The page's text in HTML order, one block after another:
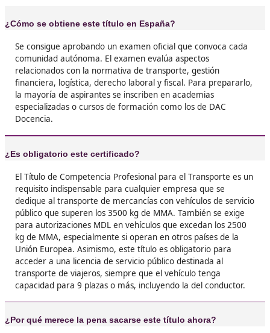
Leticia, de Blanes
❝ Tenía dudas sobre meterme en esto, pero me
no me arrepiento nada. El examen requiere
claro, pero luego te das cuenta de que el
llave para moverte en un sector con muchas
oportunidades.
Samuel. H.L.
❝ Lo recomiendo totalmente. Sin este título
limitado, con él puedes ser autónomo, gestor
incluso montar tu propio negocio de
mí fue un cambio radical en mi vida laboral.

Oscar, de Burgos
convenció y terminé sacándomelo. Ahora no